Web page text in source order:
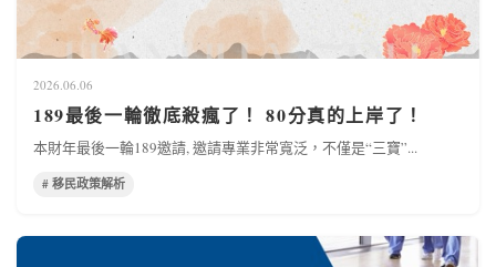
2026.06.06
189最後一輪徹底殺瘋了！ 80分真的上岸了！
本財年最後一輪189邀請, 邀請專業非常寬泛，不僅是“三寶”...
# 移民政策解析